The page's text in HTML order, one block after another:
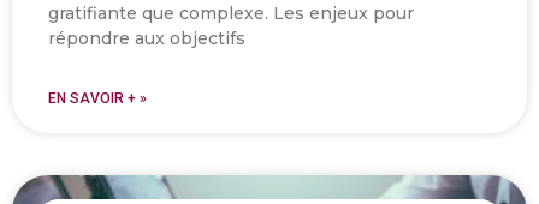
gratifiante que complexe. Les enjeux pour
répondre aux objectifs
EN SAVOIR + »